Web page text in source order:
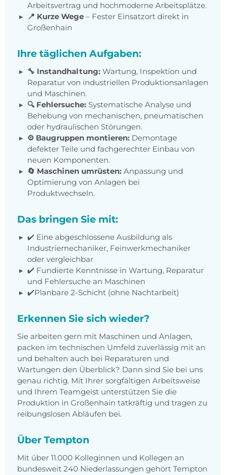
Arbeitsvertrag und hochmoderne Arbeitsplätze.
📍 Kurze Wege – Fester Einsatzort direkt in
Großenhain
Ihre täglichen Aufgaben:
🔧 Instandhaltung: Wartung, Inspektion und
Reparatur von industriellen Produktionsanlagen
und Maschinen.
🔍 Fehlersuche: Systematische Analyse und
Behebung von mechanischen, pneumatischen
oder hydraulischen Störungen.
⚙️ Baugruppen montieren: Demontage
defekter Teile und fachgerechter Einbau von
neuen Komponenten.
🔄 Maschinen umrüsten: Anpassung und
Optimierung von Anlagen bei
Produktwechseln.
Das bringen Sie mit:
✔️ Eine abgeschlossene Ausbildung als
Industriemechaniker, Feinwerkmechaniker
oder vergleichbar
✔️ Fundierte Kenntnisse in Wartung, Reparatur
und Fehlersuche an Maschinen
✔️Planbare 2-Schicht (ohne Nachtarbeit)
Erkennen Sie sich wieder?
Sie arbeiten gern mit Maschinen und Anlagen,
packen im technischen Umfeld zuverlässig mit an
und behalten auch bei Reparaturen und
Wartungen den Überblick? Dann sind Sie bei uns
genau richtig. Mit Ihrer sorgfältigen Arbeitsweise
und Ihrem Teamgeist unterstützen Sie die
Produktion in Großenhain tatkräftig und tragen zu
reibungslosen Abläufen bei.
Über Tempton
Mit über 11.000 Kolleginnen und Kollegen an
bundesweit 240 Niederlassungen gehört Tempton